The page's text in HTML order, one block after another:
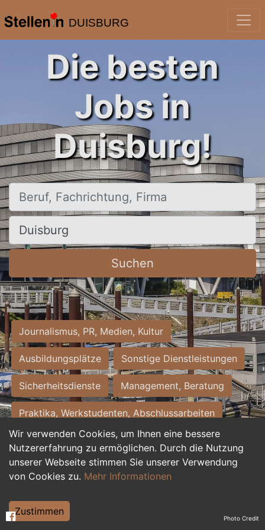
DUISBURG
Wir verwenden Cookies, um Ihnen eine bessere
Nutzererfahrung zu ermöglichen. Durch die Nutzung
unserer Webseite stimmen Sie unserer Verwendung
von Cookies zu. Mehr Informationen
Zustimmen
Die besten
Jobs in
Duisburg!
Beruf, Fachrichtung, Firma
Ort, Stadt
Suchen
Journalismus, PR, Medien, Kultur
Ausbildungsplätze Sonstige Dienstleistungen
Sicherheitsdienste Management, Beratung
Praktika, Werkstudenten, Abschlussarbeiten
Personalwesen Assistenz, Sekretariat
Hilfskräfte, Aushilfs- und Nebenjobs
Weiterbildung, Studium, duale Ausbildung Photo Credit